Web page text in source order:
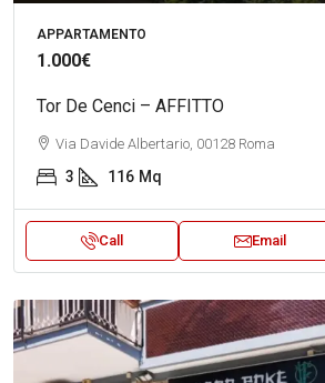
APPARTAMENTO
1.000€
Tor De Cenci – AFFITTO
Via Davide Albertario, 00128 Roma
3 116 Mq
Call Email